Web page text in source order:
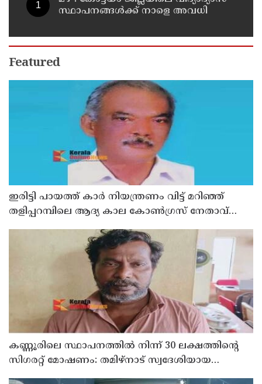
സ്ഥാപനങ്ങൾക്ക് നാളെ അവധി
Featured
ഇരിട്ടി പായത്ത് കാർ നിയന്ത്രണം വിട്ട് മറിഞ്ഞ്
തളിപ്പറമ്പിലെ ആദ്യ കാല കോണ്‍ഗ്രസ് നേതാവ്
കണ്ണൂരിലെ സ്ഥാപനത്തിൽ നിന്ന് 30 ലക്ഷത്തിന്റെ
സിഗരറ്റ് മോഷണം: തമിഴ്‌നാട് സ്വദേശിയായ